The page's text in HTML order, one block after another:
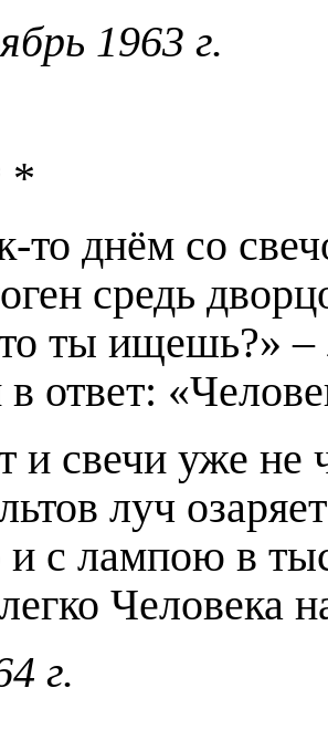
1963 г.
*
то днём со
средь
ты ищешь?» –
ответ:
и свечи уже не
луч
с лампою в
Человека
г.